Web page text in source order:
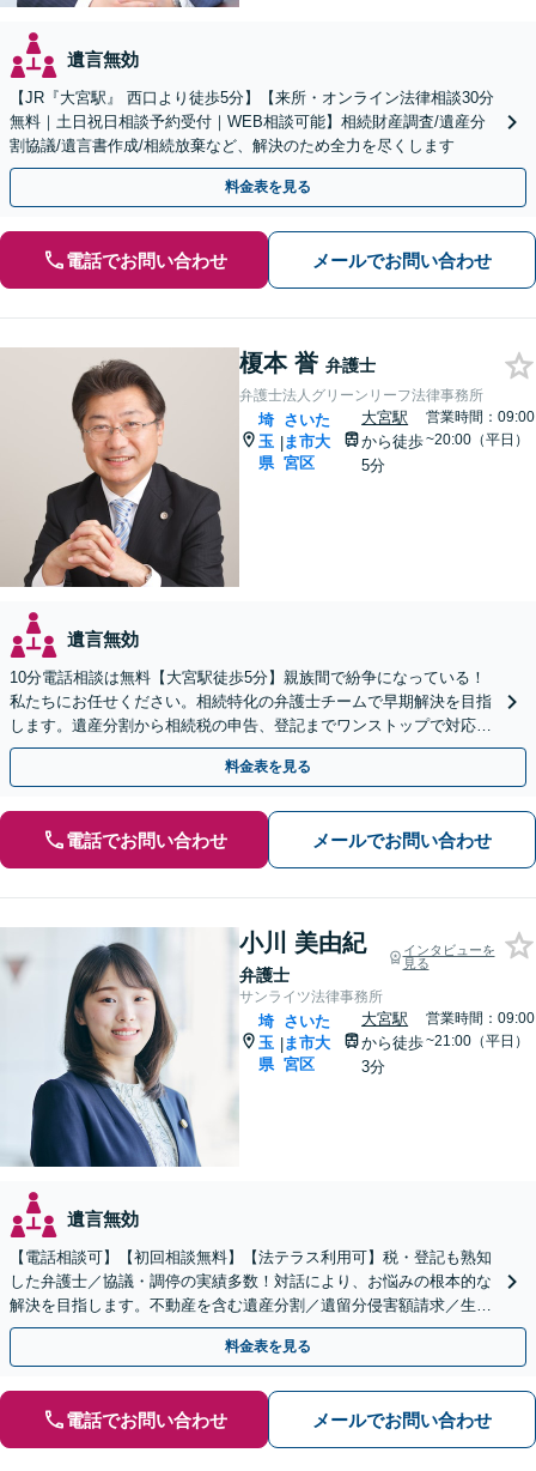
遺言無効
【JR『大宮駅』 西口より徒歩5分】【来所・オンライン法律相談30分
無料｜土日祝日相談予約受付｜WEB相談可能】相続財産調査/遺産分
割協議/遺言書作成/相続放棄など、解決のため全力を尽くします
料金表を見る
電話でお問い合わせ メールでお問い合わせ
榎本 誉 弁護士
弁護士法人グリーンリーフ法律事務所
埼
玉
県
|
さいた
ま市大
宮区
大宮駅
から徒歩
5分
営業時間：09:00
~20:00（平日）
遺言無効
10分電話相談は無料【大宮駅徒歩5分】親族間で紛争になっている！
私たちにお任せください。相続特化の弁護士チームで早期解決を目指
します。遺産分割から相続税の申告、登記までワンストップで対応可
能【休日・夜間対応可】
料金表を見る
電話でお問い合わせ メールでお問い合わせ
小川 美由紀
弁護士
インタビューを
見る
サンライツ法律事務所
埼
玉
県
|
さいた
ま市大
宮区
大宮駅
から徒歩
3分
営業時間：09:00
~21:00（平日）
遺言無効
【電話相談可】【初回相談無料】【法テラス利用可】税・登記も熟知
した弁護士／協議・調停の実績多数！対話により、お悩みの根本的な
解決を目指します。不動産を含む遺産分割／遺留分侵害額請求／生前
対策を全面的にサポート【完全個室】【大宮駅3分】
料金表を見る
電話でお問い合わせ メールでお問い合わせ